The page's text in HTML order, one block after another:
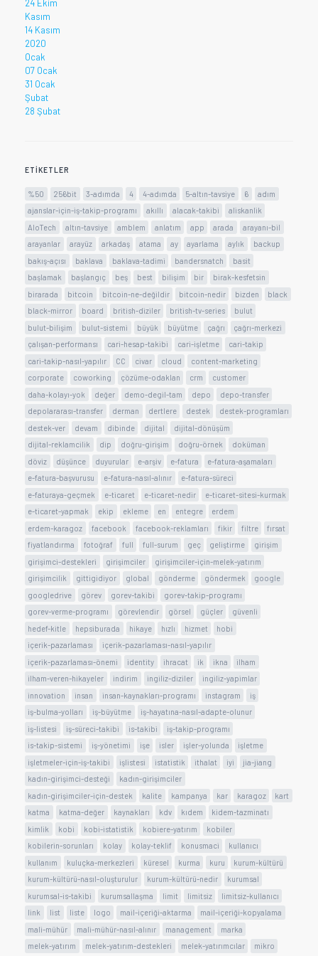
24 Ekim
Kasım
14 Kasım
2020
Ocak
07 Ocak
31 Ocak
Şubat
28 Şubat
ETIKETLER
%50 256bit 3-adımda 4 4-adımda 5-altın-tavsiye 6
adım
ajanslar-için-iş-takip-programı
akıllı alacak-takibi
aliskanlik
AloTech
altın-tavsiye amblem anlatım app arada
arayanı-bil
arayanlar
arayüz arkadaş atama ay ayarlama aylık
backup
bakış-açısı
baklava baklava-tadimi bandersnatch
basit
başlamak
başlangıç beş best bilişim bir
birak-kesfetsin
birarada
bitcoin bitcoin-ne-değildir bitcoin-nedir bizden
black
black-mirror
board british-diziler british-tv-series
bulut
bulut-bilişim
bulut-sistemi büyük büyütme çağrı
çağrı-merkezi
çalışan-performansı
cari-hesap-takibi cari-işletme
cari-takip
cari-takip-nasıl-yapılır
CC civar cloud
content-marketing
corporate
coworking çözüme-odaklan crm
customer
daha-kolayı-yok
değer demo-degil-tam depo
depo-transfer
depolararası-transfer
derman dertlere destek
destek-programları
destek-ver
devam dibinde dijital
dijital-dönüşüm
dijital-reklamcilik
dip doğru-girişim doğru-örnek
doküman
döviz
düşünce duyurular e-arşiv e-fatura
e-fatura-aşamaları
e-fatura-başvurusu
e-fatura-nasıl-alınır
e-fatura-süreci
e-faturaya-geçmek
e-ticaret e-ticaret-nedir
e-ticaret-sitesi-kurmak
e-ticaret-yapmak
ekip ekleme en entegre
erdem
erdem-karagoz
facebook facebook-reklamları fikir filtre
fırsat
fiyatlandırma
fotoğraf full full-surum geç geliştirme
girişim
girişimci-destekleri
girişimciler
girişimciler-için-melek-yatırım
girişimcilik
gittigidiyor global gönderme göndermek
google
googledrive
görev gorev-takibi
gorev-takip-programı
gorev-verme-programı
görevlendir görsel güçler
güvenli
hedef-kitle
hepsiburada hikaye hızlı hizmet
hobi
içerik-pazarlaması
içerik-pazarlaması-nasıl-yapılır
içerik-pazarlaması-önemi
identity ihracat ik ikna
ilham
ilham-veren-hikayeler
indirim ingiliz-diziler
ingiliz-yapimlar
innovation
insan insan-kaynakları-programı instagram
iş
iş-bulma-yolları
iş-büyütme
iş-hayatına-nasıl-adapte-olunur
iş-listesi
iş-süreci-takibi is-takibi
iş-takip-programı
is-takip-sistemi
iş-yönetimi işe isler işler-yolunda
işletme
işletmeler-için-iş-takibi
işlistesi istatistik ithalat iyi
jia-jiang
kadın-girişimci-desteği
kadın-girişimciler
kadın-girişimciler-için-destek
kalite kampanya kar karagoz
kart
katma
katma-değer kaynakları kdv kıdem
kidem-tazminatı
kimlik
kobi kobi-istatistik kobiere-yatırım
kobiler
kobilerin-sorunları
kolay kolay-teklif konusmaci
kullanıcı
kullanım
kuluçka-merkezleri küresel kurma kuru
kurum-kültürü
kurum-kültürü-nasıl-oluşturulur
kurum-kültürü-nedir
kurumsal
kurumsal-is-takibi
kurumsallaşma limit limitsiz
limitsiz-kullanıcı
link
list liste logo mail-içeriği-aktarma
mail-içeriği-kopyalama
mali-mühür
mali-mühür-nasıl-alınır management
marka
melek-yatırım
melek-yatırım-destekleri melek-yatırımcılar mikro